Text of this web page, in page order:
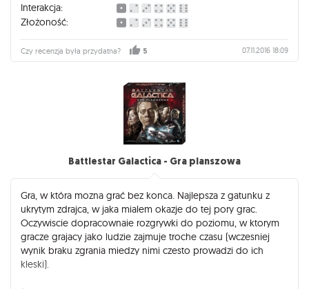
Interakcja:
Złożoność:
Czy recenzja była przydatna? 5 07.11.2016 18:09
Battlestar Galactica - Gra planszowa
Gra, w która mozna grać bez konca. Najlepsza z gatunku z
ukrytym zdrajca, w jaka mialem okazje do tej pory grac.
Oczywiscie dopracownaie rozgrywki do poziomu, w ktorym
gracze grajacy jako ludzie zajmuje troche czasu (wczesniej
wynik braku zgrania miedzy nimi czesto prowadzi do ich
kleski).